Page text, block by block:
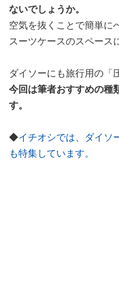
ないでしょうか。
空気を抜くことで簡単に
スーツケースのスペース
ダイソーにも旅行用の「
今回は筆者おすすめの種
す。
◆イチオシでは、ダイソ
も特集しています。